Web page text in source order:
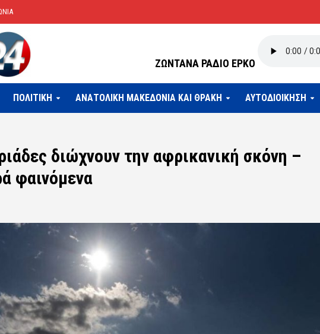
ΖΩΝΤΑΝΑ ΡΑΔΙΟ ΕΡΚΟ
ΠΟΛΙΤΙΚΗ ΑΝΑΤΟΛΙΚΗ ΜΑΚΕΔΟΝΙΑ ΚΑΙ ΘΡΑΚΗ ΑΥΤΟΔΙΟΙΚΗΣΗ
διώχνουν την αφρικανική σκόνη –
φαινόμενα